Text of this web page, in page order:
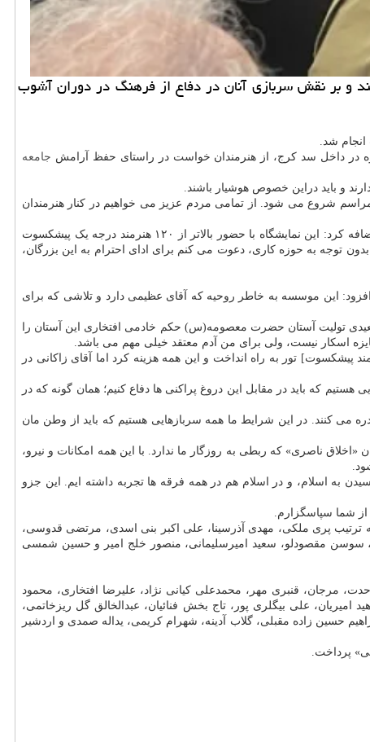
و بر نقش سربازی آنان در دفاع از فرهنگ در دوران آشوب
در داخل سد کرج، از هنرمندان خواست در راستای حفظ آرامش جامعه
و باید دراین خصوص هوشیار باشند.
شروع می شود. از تمامی مردم عزیز می خواهیم در کنار هنرمندان
مدیرعامل موسسه هنرمندان پیشکسوت از تمدید «سومین نمایشگاه بزرگ آثار تجسمی و سنتی» در فرهنگسرای نیاوران تا هفتم آذر ماه آگاهی داد و اضافه کرد: این نمایشگاه با حضور بالاتر از ۱۲۰ هنرمند درجه یک پیشکسوت
توجه به حوزه کاری، دعوت می کنم برای ادای احترام به این بزرگان،
این موسسه به خاطر روحیه که آقای عظیمی دارد و تلاشی که برای
تولیت آستان حضرت معصومه(س) حکم خادمی افتخاری این آستان را
نیست، ولی برای من آدم معتقد خیلی مهم می باشد.
تور به راه انداخت و این همه هزینه کرد اما آقای زاکانی در
که باید در مقابل این دروغ پراکنی ها دفاع کنیم؛ همان گونه که در
می کنند. در این شرایط ما همه سربازهایی هستیم که باید از وطن مان
ناصری» که ربطی به روزگار ما ندارد. با این همه امکانات و نیرو،
به اسلام، و در اسلام هم در همه فرقه ها تجربه داشته ایم. این جزو
از شما سپاسگزارم.
ترتیب پری ملکی، مهدی آذرسینا، علی اکبر بنی اسدی، مرتضی قدوسی،
سوسن مقصودلو، سعید امیرسلیمانی، منصور خلج امیر و حسین شمسی
مرجان، قنبری مهر، محمدعلی کیانی نژاد، علیرضا افتخاری، محمود
علی بیگلری پور، تاج بخش فنائیان، عبدالخالق گل ریزخاتمی،
حسین زاده مقبلی، گلاب آدینه، شهرام کریمی، یداله صمدی و اردشیر
پرداخت.